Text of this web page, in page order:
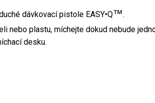
dávkovací pistole EASY•Q™.
nebo plastu, míchejte dokud nebude
desku.